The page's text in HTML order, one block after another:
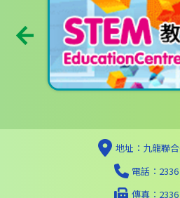
地址：九龍聯
電話：
傳真：